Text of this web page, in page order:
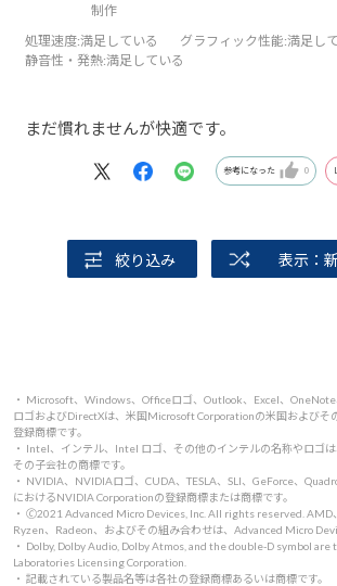
制作
処理速度:満足している グラフィック性能:満足し
静音性・発熱:満足している
まだ慣れませんが快適です。
参考になった 0
絞り込み 表示：
・ Microsoft、Windows、Officeロゴ、Outlook、Excel、
ロゴおよびDirectXは、米国Microsoft Corporationの米国およびそ
登録商標です。
・ Intel、インテル、Intel ロゴ、その他のインテルの名称やロゴ
その子会社の商標です。
・ NVIDIA、NVIDIAロゴ、CUDA、TESLA、SLI、GeForce、
におけるNVIDIA Corporationの登録商標または商標です。
・ 🄫2021 Advanced Micro Devices, Inc. All rights reserved. AMD
Ryzen、Radeon、およびその組み合わせは、Advanced Micro
・ Dolby, Dolby Audio, Dolby Atmos, and the double-D symbol
Laboratories Licensing Corporation.
・ 記載されている製品名等は各社の登録商標あるいは商標です。